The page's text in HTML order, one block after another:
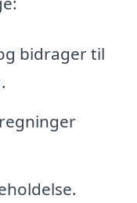
bidrager til